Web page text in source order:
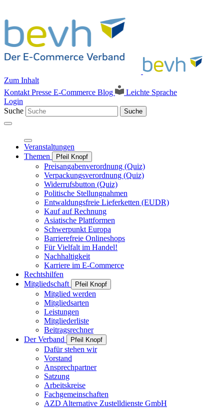
Zum Inhalt
Kontakt Presse E-Commerce Blog
Leichte Sprache
Login
Suche
Suche
Veranstaltungen
Themen
Pfeil Knopf
Preisangabenverordnung (Quiz)
Verpackungsverordnung (Quiz)
Widerrufsbutton (Quiz)
Politische Stellungnahmen
Entwaldungsfreie Lieferketten (EUDR)
Kauf auf Rechnung
Asiatische Plattformen
Schwerpunkt Europa
Barrierefreie Onlineshops
Für Vielfalt im Handel!
Nachhaltigkeit
Karriere im E-Commerce
Rechtshilfen
Mitgliedschaft
Pfeil Knopf
Mitglied werden
Mitgliedsarten
Leistungen
Mitgliederliste
Beitragsrechner
Der Verband
Pfeil Knopf
Dafür stehen wir
Vorstand
Ansprechpartner
Satzung
Arbeitskreise
Fachgemeinschaften
AZD Alternative Zustelldienste GmbH